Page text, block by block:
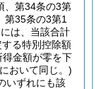
、第34条の3第
第35条の3第1
は、当該合計
る特別控除額
金額が零を下
おいて同じ。)
いずれにも該